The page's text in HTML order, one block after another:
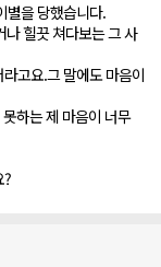
별을 당했습니다.
힐끗 쳐다보는 그 사
고요.그 말에도 마음이
하는 제 마음이 너무
?